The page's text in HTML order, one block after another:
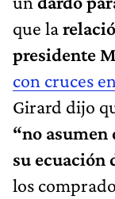
que la
presidente
con cruces
Girard dijo
“no asumen
su ecuación
los